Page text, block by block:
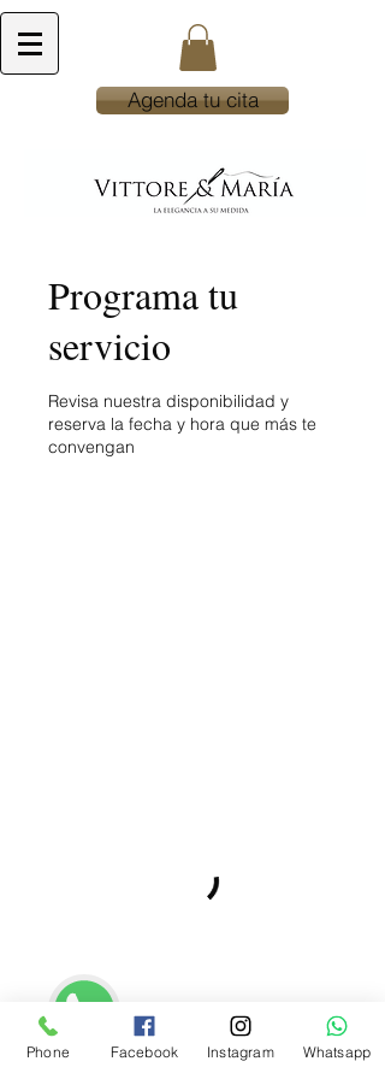
Agenda tu cita
Programa tu
servicio
Revisa nuestra disponibilidad y
reserva la fecha y hora que más te
convengan
Phone Facebook Instagram Whatsapp